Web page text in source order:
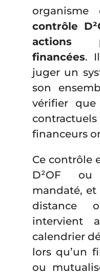
contrôle
actions
financées.
juger un
son
vérifier que
financeurs
Ce contrôle
D²OF
mandaté, et
distance
intervient
calendrier
lors qu’un
ou